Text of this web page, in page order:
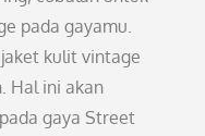
pada gayamu.
kulit vintage
Hal ini akan
gaya Street